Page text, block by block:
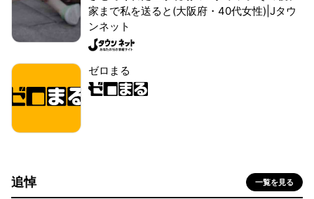
家まで私を送ると(大阪府・40代女性)|Jタウ
ンネット
ゼロまる
追悼 一覧を見る